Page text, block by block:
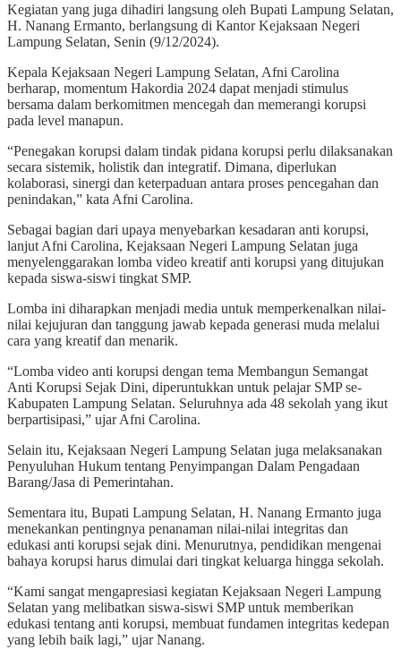
Kegiatan yang juga dihadiri langsung oleh Bupati Lampung Selatan,
H. Nanang Ermanto, berlangsung di Kantor Kejaksaan Negeri
Lampung Selatan, Senin (9/12/2024).
Kepala Kejaksaan Negeri Lampung Selatan, Afni Carolina
berharap, momentum Hakordia 2024 dapat menjadi stimulus
bersama dalam berkomitmen mencegah dan memerangi korupsi
pada level manapun.
“Penegakan korupsi dalam tindak pidana korupsi perlu dilaksanakan
secara sistemik, holistik dan integratif. Dimana, diperlukan
kolaborasi, sinergi dan keterpaduan antara proses pencegahan dan
penindakan,” kata Afni Carolina.
Sebagai bagian dari upaya menyebarkan kesadaran anti korupsi,
lanjut Afni Carolina, Kejaksaan Negeri Lampung Selatan juga
menyelenggarakan lomba video kreatif anti korupsi yang ditujukan
kepada siswa-siswi tingkat SMP.
Lomba ini diharapkan menjadi media untuk memperkenalkan nilai-
nilai kejujuran dan tanggung jawab kepada generasi muda melalui
cara yang kreatif dan menarik.
“Lomba video anti korupsi dengan tema Membangun Semangat
Anti Korupsi Sejak Dini, diperuntukkan untuk pelajar SMP se-
Kabupaten Lampung Selatan. Seluruhnya ada 48 sekolah yang ikut
berpartisipasi,” ujar Afni Carolina.
Selain itu, Kejaksaan Negeri Lampung Selatan juga melaksanakan
Penyuluhan Hukum tentang Penyimpangan Dalam Pengadaan
Barang/Jasa di Pemerintahan.
Sementara itu, Bupati Lampung Selatan, H. Nanang Ermanto juga
menekankan pentingnya penanaman nilai-nilai integritas dan
edukasi anti korupsi sejak dini. Menurutnya, pendidikan mengenai
bahaya korupsi harus dimulai dari tingkat keluarga hingga sekolah.
“Kami sangat mengapresiasi kegiatan Kejaksaan Negeri Lampung
Selatan yang melibatkan siswa-siswi SMP untuk memberikan
edukasi tentang anti korupsi, membuat fundamen integritas kedepan
yang lebih baik lagi,” ujar Nanang.